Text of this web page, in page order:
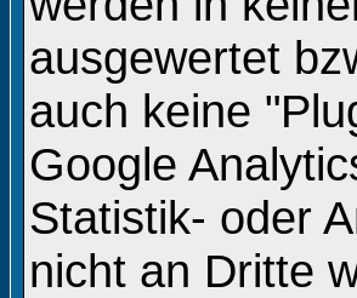
ausgewertet
auch keine
Google
Statistik- oder
nicht an Dritte